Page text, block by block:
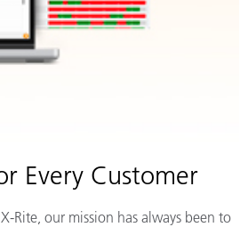
Every Customer
Rite, our mission has always been to